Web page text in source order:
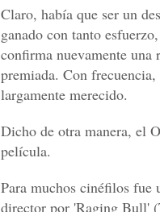
Claro, había que ser un
ganado con tanto
confirma nuevamente una
premiada. Con
largamente merecido.
Dicho de otra manera, el
película.
Para muchos cinéfilos fue
director por 'Raging Bull'